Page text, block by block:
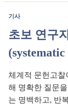
기사
초보 연구
체계적 문헌고찰
해 명확한 질문
는 명백하고, 반